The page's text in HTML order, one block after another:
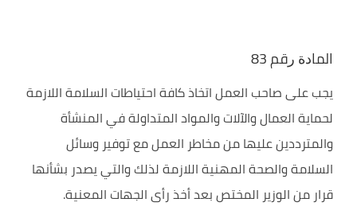
اﻟﻤﺎﺩﺓ ﺭﻗﻢ 83
يجب على صاحب العمل اتخاذ كافة احتياطات السلامة اللازمة
لحماية العمال والآلات والمواد المتداولة في المنشأة
والمترددين عليها من مخاطر العمل مع توفير وسائل
السلامة والصحة المهنية اللازمة لذلك والتي يصدر بشأنها
قرار من الوزير المختص بعد أخذ رأى الجهات المعنية.